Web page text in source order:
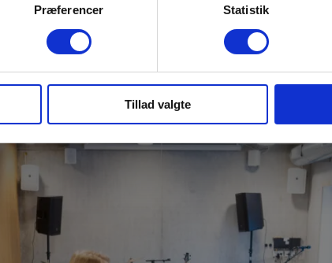
Præferencer Statistik
Tillad valgte